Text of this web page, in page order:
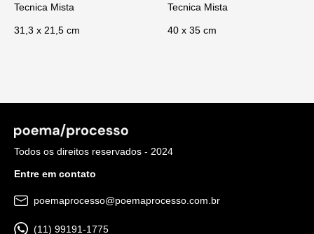
Tecnica Mista
31,3 x 21,5 cm
Tecnica Mista
40 x 35 cm
Todos os direitos reservados - 2024
Entre em contato
poemaprocesso@poemaprocesso.com.br
(11) 99191-1775